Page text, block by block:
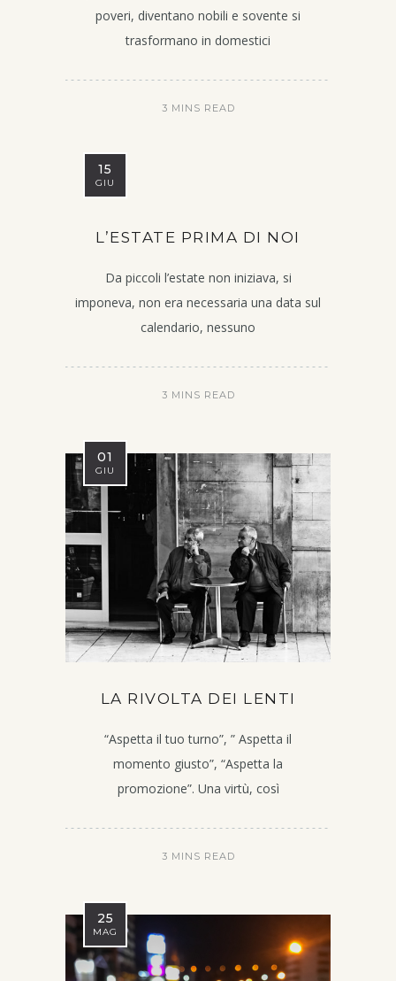
poveri, diventano nobili e sovente si
trasformano in domestici
3 MINS READ
15
GIU
L’ESTATE PRIMA DI NOI
Da piccoli l’estate non iniziava, si
imponeva, non era necessaria una data sul
calendario, nessuno
3 MINS READ
01
GIU
LA RIVOLTA DEI LENTI
“Aspetta il tuo turno”, ” Aspetta il
momento giusto”, “Aspetta la
promozione”. Una virtù, così
3 MINS READ
25
MAG